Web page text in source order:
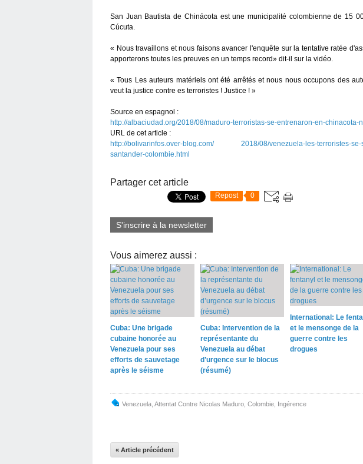
San Juan Bautista de Chinácota​ est une municipalité colombienne de 15
Cúcuta.
« Nous travaillons et nous faisons avancer l'enquête sur la tentative ratée
apporterons toutes les preuves en un temps record» dit-il sur la vidéo.
« Tous Les auteurs matériels ont été arrêtés et nous nous occupons des
veut la justice contre es terroristes ! Justice ! »
Source en espagnol :
http://albaciudad.org/2018/08/maduro-terroristas-se-entrenaron-en-chinacota-
URL de cet article :
http://bolivarinfos.over-blog.com/ 2018/08/venezuela-les-terroristes-se-
santander-colombie.html
Partager cet article
Repost 0
S'inscrire à la newsletter
Vous aimerez aussi :
Cuba: Une brigade
cubaine honorée au
Venezuela pour ses
efforts de sauvetage
après le séisme
Cuba: Intervention de la
représentante du
Venezuela au débat
d’urgence sur le blocus
(résumé)
International: Le
et le mensonge de la
guerre contre les
drogues
Venezuela Attentat Contre Nicolas Maduro Colombie Ingérence
« Article précédent